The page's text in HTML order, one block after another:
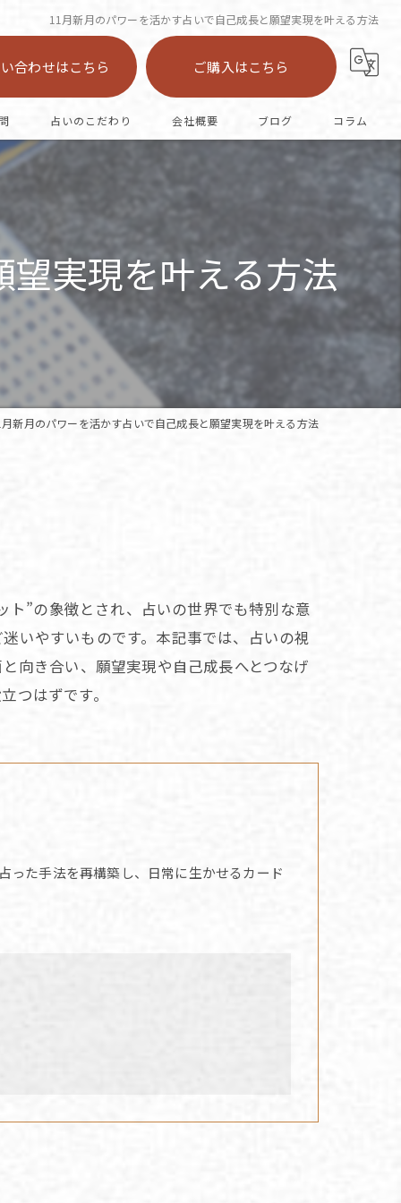
11月新月のパワーを活かす占いで自己成長と願望実現を叶える方法
合わせはこちら ご購入はこちら
占いのこだわり
カード
オラクル
仕事
会社概要 ブログ コラム
実現を叶える方法
新月のパワーを活かす占いで自己成長と願望実現を叶える方法
”の象徴とされ、占いの世界でも特別な意
いやすいものです。本記事では、占いの視
向き合い、願望実現や自己成長へとつなげ
つはずです。
った手法を再構築し、日常に生かせるカード